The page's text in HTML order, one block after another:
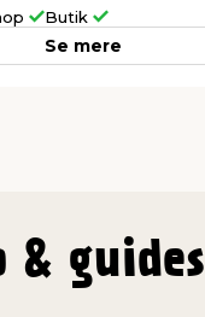
Butik
Se mere
& guides